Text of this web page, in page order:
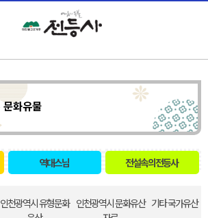
문화유물
역대스님 전설속의전등사
인천광역시 유형문화 인천광역시 문화유산 기타 국가유산